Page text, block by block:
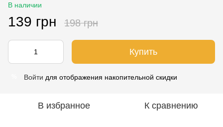
В наличии
139 грн 198 грн
Купить
Войти для отображения накопительной скидки
В избранное К сравнению